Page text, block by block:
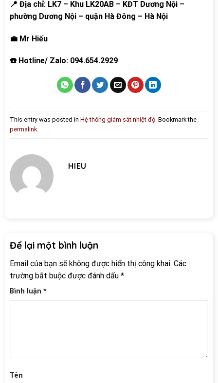
📍 Địa chỉ: LK7 – Khu LK20AB – KĐT Dương Nội –
phường Dương Nội – quận Hà Đông – Hà Nội
💼 Mr Hiếu
☎️ Hotline/ Zalo: 094.654.2929
This entry was posted in Hệ thống giám sát nhiệt độ . Bookmark the
permalink
HIEU
Để lại một bình luận
Email của bạn sẽ không được hiển thị công khai. Các
trường bắt buộc được đánh dấu *
Bình luận *
Tên